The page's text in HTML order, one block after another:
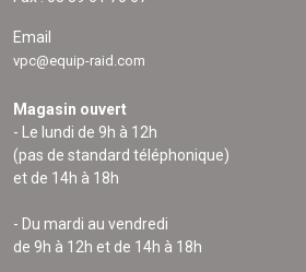
Email
vpc@equip-raid.com
Magasin ouvert
- Le lundi de 9h à 12h
(pas de standard téléphonique)
et de 14h à 18h
- Du mardi au vendredi
de 9h à 12h et de 14h à 18h